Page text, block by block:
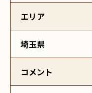
エリア
埼玉県
コメント